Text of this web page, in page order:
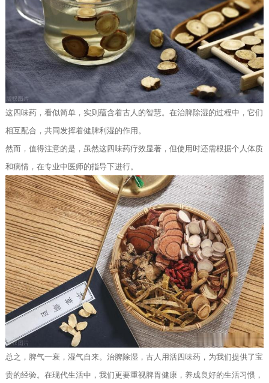
这四味药，看似简单，实则蕴含着古人的智慧。在治脾除湿的过程中，它们
相互配合，共同发挥着健脾利湿的作用。
然而，值得注意的是，虽然这四味药疗效显著，但使用时还需根据个人体质
和病情，在专业中医师的指导下进行。
总之，脾气一衰，湿气自来。治脾除湿，古人用活四味药，为我们提供了宝
贵的经验。在现代生活中，我们更要重视脾胃健康，养成良好的生活习惯，